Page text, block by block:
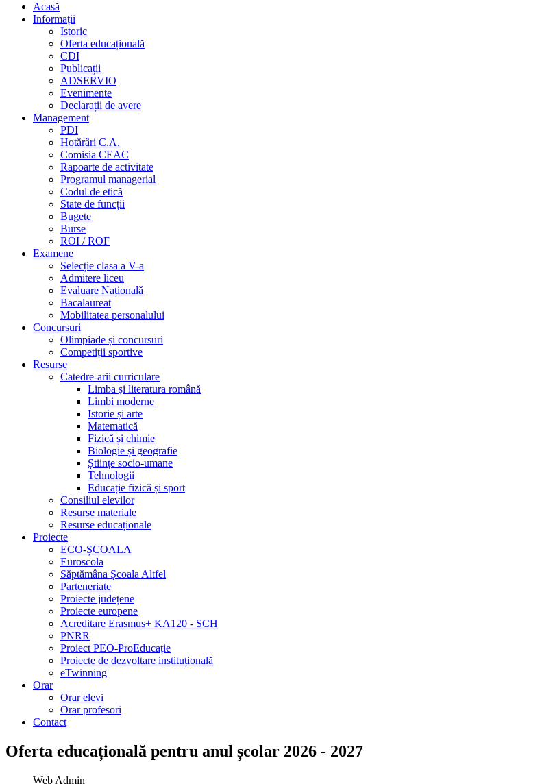
Acasă
Informații
Istoric
Oferta educațională
CDI
Publicații
ADSERVIO
Evenimente
Declarații de avere
Management
PDI
Hotărâri C.A.
Comisia CEAC
Rapoarte de activitate
Programul managerial
Codul de etică
State de funcții
Bugete
Burse
ROI / ROF
Examene
Selecție clasa a V-a
Admitere liceu
Evaluare Națională
Bacalaureat
Mobilitatea personalului
Concursuri
Olimpiade și concursuri
Competiții sportive
Resurse
Catedre-arii curriculare
Limba și literatura română
Limbi moderne
Istorie și arte
Matematică
Fizică și chimie
Biologie și geografie
Științe socio-umane
Tehnologii
Educație fizică și sport
Consiliul elevilor
Resurse materiale
Resurse educaționale
Proiecte
ECO-ȘCOALA
Euroscola
Săptămâna Școala Altfel
Parteneriate
Proiecte județene
Proiecte europene
Acreditare Erasmus+ KA120 - SCH
PNRR
Proiect PEO-ProEducație
Proiecte de dezvoltare instituțională
eTwinning
Orar
Orar elevi
Orar profesori
Contact
Oferta educațională pentru anul școlar 2026 - 2027
Web Admin